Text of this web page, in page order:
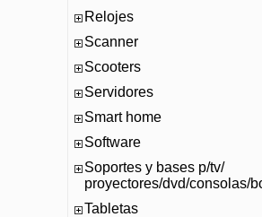
Relojes
Scanner
Scooters
Servidores
Smart home
Software
Soportes y bases p/tv/
proyectores/dvd/consolas/
Tabletas